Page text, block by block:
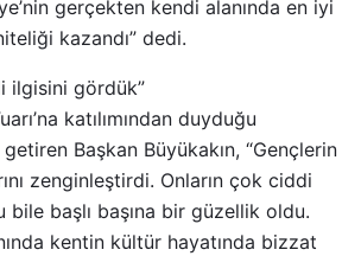
gerçekten kendi alanında en iyi
kazandı” dedi.
ilgisini gördük”
katılımından duyduğu
Başkan Büyükakın, “Gençlerin
zenginleştirdi. Onların çok ciddi
bile başlı başına bir güzellik oldu.
kentin kültür hayatında bizzat